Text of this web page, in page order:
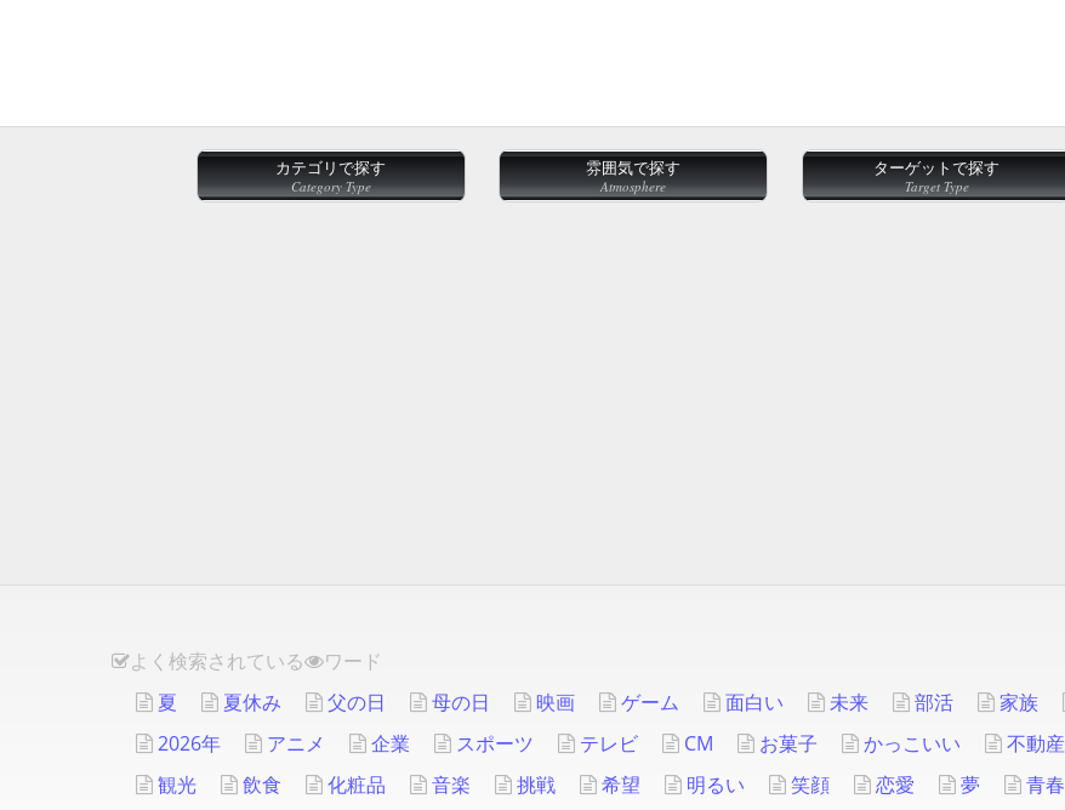
カテゴリで探す
Category Type
雰囲気で探す
Atmosphere
ターゲットで探す
Target Type
よく検索されている
ワード
夏
夏休み 父の日 母の日 映画 ゲーム 面白い 未来 部活 家族
2026年
アニメ 企業 スポーツ テレビ CM お菓子 かっこいい 不動産
観光
飲食 化粧品 音楽 挑戦 希望 明るい 笑顔 恋愛 夢 青春